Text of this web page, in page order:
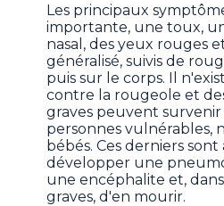
Les principaux
importante, une toux,
nasal, des yeux rouges
généralisé, suivis de
puis sur le corps. Il
contre la rougeole et
graves peuvent survenir
personnes vulnérables,
bébés. Ces derniers sont
développer une
une encéphalite et,
graves, d'en mourir.